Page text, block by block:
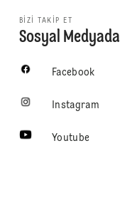
BIZI TAKIP ET
Sosyal
Facebook
Instagram
Youtube